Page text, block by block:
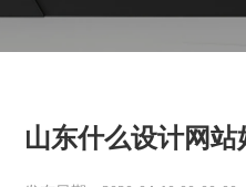
山东什么设计网站